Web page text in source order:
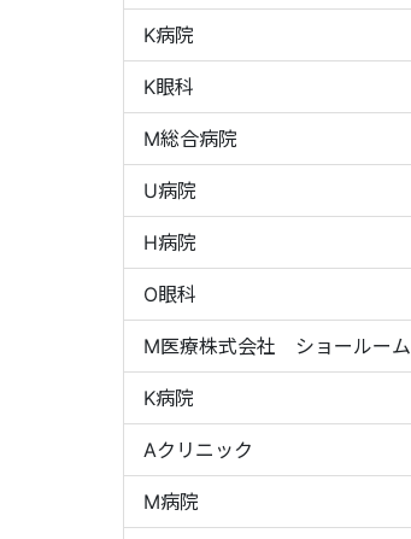
K病院
K眼科
M総合病院
U病院
H病院
O眼科
M医療株式会社 ショールーム
K病院
Aクリニック
M病院